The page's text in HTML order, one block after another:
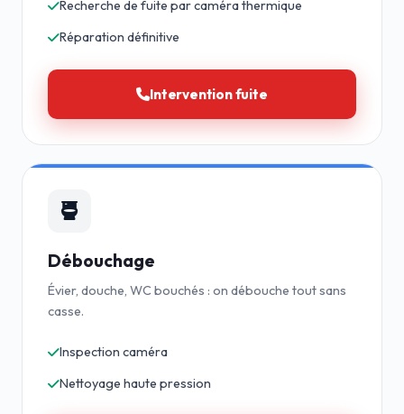
Recherche de fuite par caméra thermique
Réparation définitive
Intervention fuite
Débouchage
Évier, douche, WC bouchés : on débouche tout sans
casse.
Inspection caméra
Nettoyage haute pression